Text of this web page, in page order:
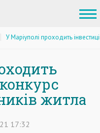
У Маріуполі проходить
житла
17:32